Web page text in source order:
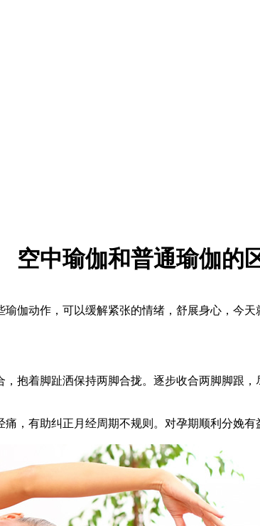
空中瑜伽和普通瑜伽的
动作，可以缓解紧张的情绪，舒展身心，今天
着脚趾洒保持两脚合拢。逐步收合两脚脚跟
有助纠正月经周期不规则。对孕期顺利分娩有